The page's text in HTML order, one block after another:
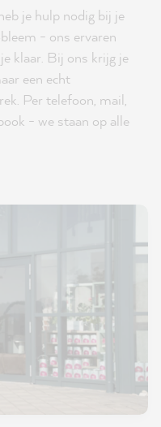
je hulp nodig bij je
- ons ervaren
klaar. Bij ons krijg je
een echt
Per telefoon, mail,
- we staan op alle